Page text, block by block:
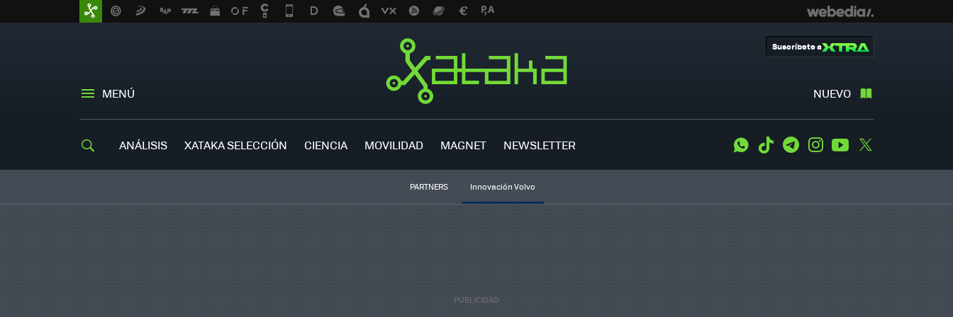
MENÚ NUEVO
Suscríbete a
ANÁLISIS XATAKA SELECCIÓN CIENCIA MOVILIDAD MAGNET NEWSLETTER WhatsApp
Tiktok TelegramInstagramYoutube
PARTNERS Innovación Volvo